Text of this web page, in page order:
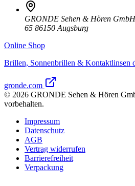
GRONDE Sehen & Hören
65 86150 Augsburg
Online Shop
Brillen, Sonnenbrillen & Kontaktlinsen
gronde.com
© 2026 GRONDE Sehen & Hören
vorbehalten.
Impressum
Datenschutz
AGB
Vertrag widerrufen
Barrierefreiheit
Verpackung